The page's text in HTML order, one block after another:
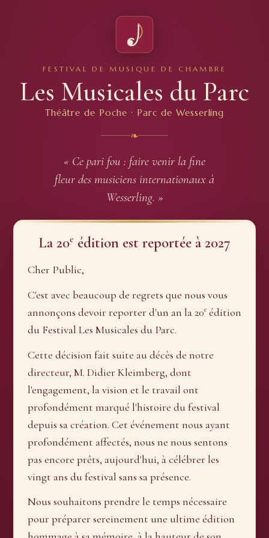
FESTIVAL DE MUSIQUE DE CHAMBRE
Les Musicales du Parc
Théâtre de Poche · Parc de Wesserling
❧
« Ce pari fou : faire venir la fine
fleur des musiciens internationaux à
Wesserling. »
La 20e édition est reportée à 2027
Cher Public,
C'est avec beaucoup de regrets que nous vous
annonçons devoir reporter d'un an la 20eédition
du Festival Les Musicales du Parc.
Cette décision fait suite au décès de notre
directeur, M. Didier Kleimberg, dont
l'engagement, la vision et le travail ont
profondément marqué l'histoire du festival
depuis sa création. Cet événement nous ayant
profondément affectés, nous ne nous sentons
pas encore prêts, aujourd'hui, à célébrer les
vingt ans du festival sans sa présence.
Nous souhaitons prendre le temps nécessaire
pour préparer sereinement une ultime édition